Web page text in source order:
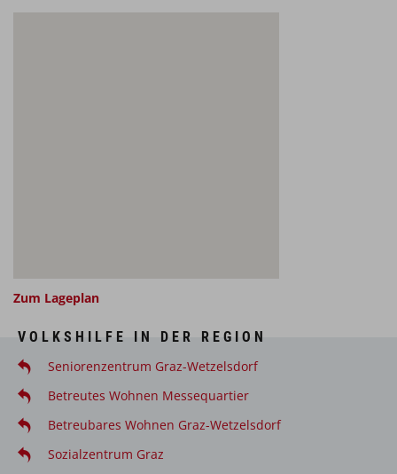
Zum Lageplan
VOLKSHILFE IN DER REGION
Seniorenzentrum Graz-Wetzelsdorf
Betreutes Wohnen Messequartier
Betreubares Wohnen Graz-Wetzelsdorf
Sozialzentrum Graz